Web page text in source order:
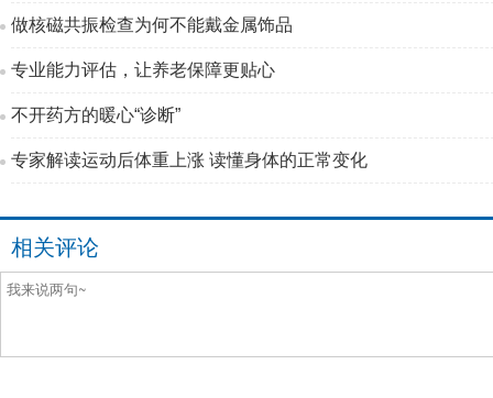
做核磁共振检查为何不能戴金属饰品
专业能力评估，让养老保障更贴心
不开药方的暖心“诊断”
专家解读运动后体重上涨 读懂身体的正常变化
相关评论